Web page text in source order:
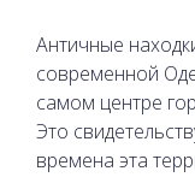
Античные
современной
самом центре
Это
времена эта